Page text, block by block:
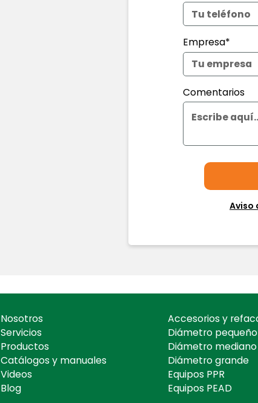
Empresa*
Comentarios
Aviso
Nosotros
Servicios
Productos
Catálogos y manuales
Videos
Blog
Accesorios y
Diámetro pequeño
Diámetro mediano
Diámetro grande
Equipos PPR
Equipos PEAD